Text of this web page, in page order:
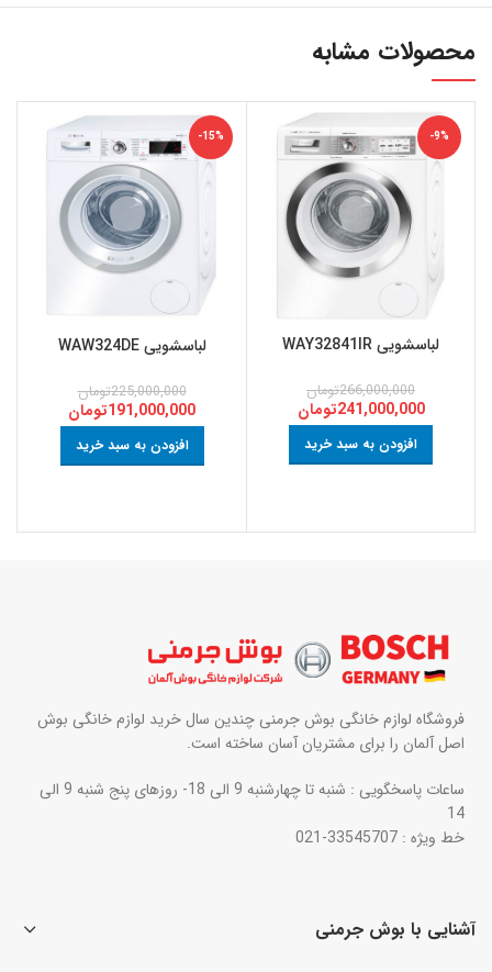
محصولات مشابه
-9%
لباسشویی WAY32841IR
266,000,000تومان
241,000,000تومان
افزودن به سبد خرید
-15%
لباسشویی WAW324DE
225,000,000تومان
191,000,000تومان
افزودن به سبد خرید
فروشگاه لوازم خانگی بوش جرمنی چندین سال خرید لوازم خانگی بوش
اصل آلمان را برای مشتریان آسان ساخته است.
ساعات پاسخگویی : شنبه تا چهارشنبه 9 الی 18- روزهای پنج شنبه 9 الی
14
خط ویژه : 33545707-021
آشنایی با بوش جرمنی